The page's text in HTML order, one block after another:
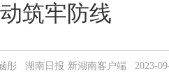
筑牢防线
彤 湖南日报·新湖南客户端 2023-